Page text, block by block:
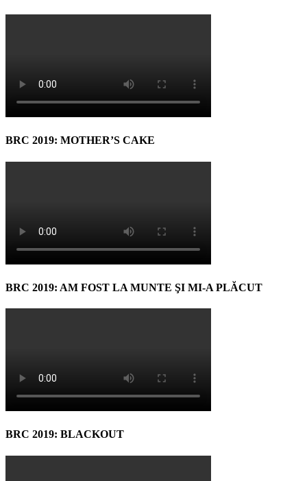
BRC 2019: MOTHER’S CAKE
BRC 2019: AM FOST LA MUNTE ŞI MI-A PLĂCUT
BRC 2019: BLACKOUT